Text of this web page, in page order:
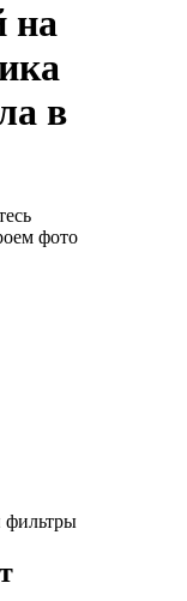
на
в
фото
фильтры